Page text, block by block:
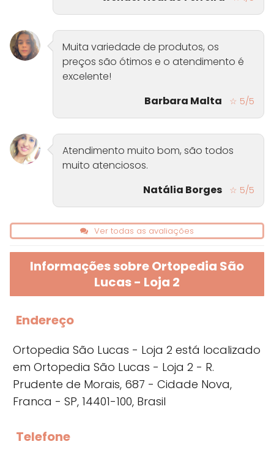
Muita variedade de produtos, os
preços são ótimos e o atendimento é
excelente!
Barbara Malta
☆ 5/5
Atendimento muito bom, são todos
muito atenciosos.
Natália Borges
☆ 5/5
Ver todas as avaliações
Informações sobre Ortopedia São
Lucas - Loja 2
Endereço
Ortopedia São Lucas - Loja 2 está localizado
em Ortopedia São Lucas - Loja 2 - R.
Prudente de Morais, 687 - Cidade Nova,
Franca - SP, 14401-100, Brasil
Telefone